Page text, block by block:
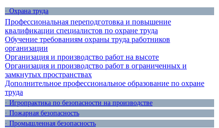
· Охрана труда
Профессиональная переподготовка и повышение
квалификации специалистов по охране труда
Обучение требованиям охраны труда работников
организации
Организация и производство работ на высоте
Организация и производство работ в ограниченных и
замкнутых пространствах
Дополнительное профессиональное образование по охране
труда
· Игропрактика по безопасности на производстве
· Пожарная безопасность
· Промышленная безопасность